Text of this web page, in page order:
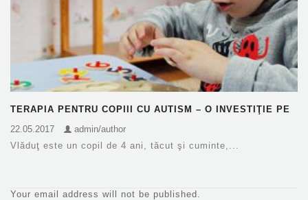
TERAPIA PENTRU COPIII CU AUTISM – O INVESTIŢIE PE
TERMEN…
22.05.2017
admin/author
Vlăduţ este un copil de 4 ani, tăcut şi cuminte,...
Your email address will not be published.